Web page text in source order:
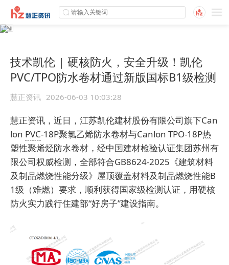
技术凯伦 | 硬核防火，安全升级！凯伦
PVC/TPO防水卷材通过新版国标B1级检测
慧正资讯 2026-06-03 10:03:28
慧正资讯，近日，江苏凯伦建材股份有限公司旗下Can
lon PVC-18P聚氯乙烯防水卷材与Canlon TPO-18P热
塑性聚烯烃防水卷材，经中国建材检验认证集团苏州有
限公司权威检测，全部符合GB8624-2025《建筑材料
及制品燃烧性能分级》屋顶覆盖材料及制品燃烧性能B
1级（难燃）要求，顺利获得国家级检测认证，用硬核
防火实力践行住建部“好房子”建设指南。